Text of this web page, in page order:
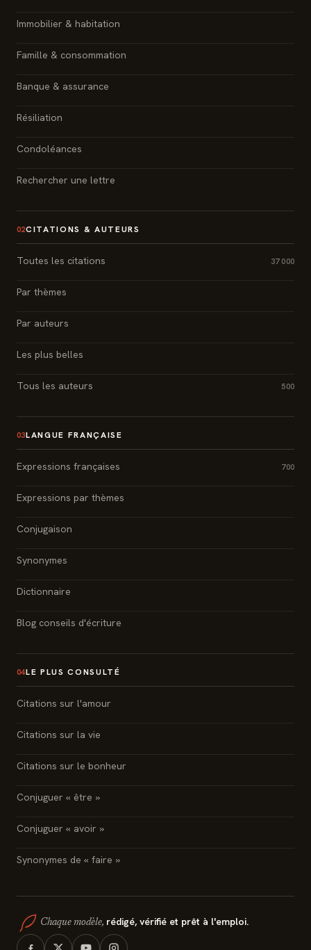
Immobilier & habitation
Famille & consommation
Banque & assurance
Résiliation
Condoléances
Rechercher une lettre
02CITATIONS & AUTEURS
Toutes les citations 37 000
Par thèmes
Par auteurs
Les plus belles
Tous les auteurs 500
03LANGUE FRANÇAISE
Expressions françaises 700
Expressions par thèmes
Conjugaison
Synonymes
Dictionnaire
Blog conseils d'écriture
04LE PLUS CONSULTÉ
Citations sur l'amour
Citations sur la vie
Citations sur le bonheur
Conjuguer « être »
Conjuguer « avoir »
Synonymes de « faire »
Chaque modèle, rédigé, vérifié et prêt à l'emploi.